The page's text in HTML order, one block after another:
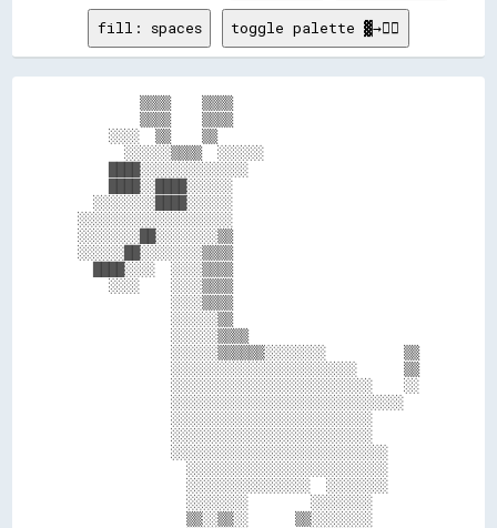
fill: spaces toggle palette ▓→✊🏽
        ▒▒▒▒    ▒▒▒▒
        ▒▒▒▒    ▒▒▒▒
    ░░░░  ▒▒    ▒▒
      ░░░░░░▒▒▒▒  ░░░░░░
    ████░░░░░░░░░░░░░░
    ████░░████░░░░░░
  ░░░░░░░░████░░░░░░
░░░░░░░░░░░░░░░░░░░░
░░░░░░░░██░░░░░░░░▒▒
░░░░░░██░░░░░░░░▒▒▒▒
  ████░░░░  ░░░░▒▒▒▒
    ░░░░    ░░░░▒▒▒▒
            ░░░░▒▒▒▒
            ░░░░░░▒▒
            ░░░░░░▒▒▒▒
            ░░░░░░▒▒▒▒▒▒░░░░░░░░          ▒▒
            ░░░░░░░░░░░░░░░░░░░░░░░░      ▒▒
            ░░░░░░░░░░░░░░░░░░░░░░░░░░    ░░
            ░░░░░░░░░░░░░░░░░░░░░░░░░░░░░░
            ░░░░░░░░░░░░░░░░░░░░░░░░░░
            ░░░░░░░░░░░░░░░░░░░░░░░░░░
            ░░░░░░░░░░░░░░░░░░░░░░░░░░░░
              ░░░░░░░░░░░░░░░░░░░░░░░░░░
              ░░░░░░░░░░░░░░░░  ░░░░░░░░
              ░░░░░░░░        ░░░░░░░░
              ▒▒░░▒▒░░      ▒▒░░░░░░░░